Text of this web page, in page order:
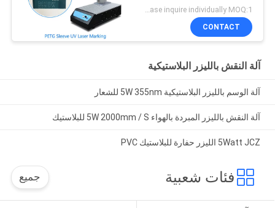
Please inquire individually MOQ:1
CONTACT
آلة النقش بالليزر البلاستيكية
آلة الوسم بالليزر البلاستيكية 5W 355nm للشعار
آلة النقش بالليزر المبردة بالهواء 5W 2000mm / S للبلاستيك
5Watt JCZ الليزر حفارة للبلاستيك PVC
فئات شعبية جميع